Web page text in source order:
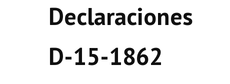
Declaraciones
D-15-1862